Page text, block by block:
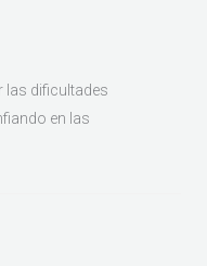
las dificultades
en las